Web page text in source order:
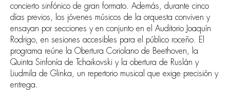
concierto sinfónico de gran formato. Además, durante cinco
días previos, los jóvenes músicos de la orquesta conviven y
ensayan por secciones y en conjunto en el Auditorio Joaquín
Rodrigo, en sesiones accesibles para el público roceño. El
programa reúne la Obertura Coriolano de Beethoven, la
Quinta Sinfonía de Tchaikovski y la obertura de Ruslán y
Liudmila de Glinka, un repertorio musical que exige precisión y
entrega.